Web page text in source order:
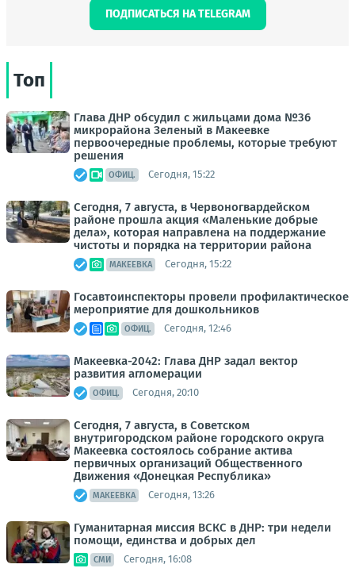
ПОДПИСАТЬСЯ НА TELEGRAM
Топ
Глава ДНР обсудил с жильцами дома №36
микрорайона Зеленый в Макеевке
первоочередные проблемы, которые требуют
решения
ОФИЦ. Сегодня, 15:22
Сегодня, 7 августа, в Червоногвардейском
районе прошла акция «Маленькие добрые
дела», которая направлена на поддержание
чистоты и порядка на территории района
МАКЕЕВКА Сегодня, 15:22
Госавтоинспекторы провели профилактическое
мероприятие для дошкольников
ОФИЦ. Сегодня, 12:46
Макеевка-2042: Глава ДНР задал вектор
развития агломерации
ОФИЦ. Сегодня, 20:10
Сегодня, 7 августа, в Советском
внутригородском районе городского округа
Макеевка состоялось собрание актива
первичных организаций Общественного
Движения «Донецкая Республика»
МАКЕЕВКА Сегодня, 13:26
Гуманитарная миссия ВСКС в ДНР: три недели
помощи, единства и добрых дел
СМИ Сегодня, 16:08